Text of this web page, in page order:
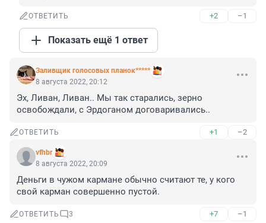
ОТВЕТИТЬ +2 –1
Показать ещё 1 ответ
Заливщик голосовых планок*****
8 августа 2022, 20:12
Эх, Ливан, Ливан.. Мы так старались, зерно
освобождали, с Эрдоганом договаривались..
ОТВЕТИТЬ +1 –2
vfhbr
8 августа 2022, 20:09
Деньги в чужом кармане обычно считают те, у кого
свой карман совершенно пустой.
ОТВЕТИТЬ 3 +7 –1